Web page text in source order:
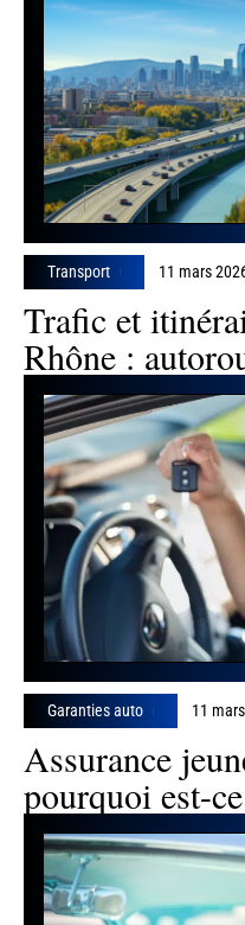
Transport 11 mars
Trafic et
Rhône :
Garanties auto 11
Assurance
pourquoi est-